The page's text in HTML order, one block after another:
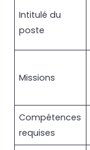
Intitulé du
poste
Missions
Compétences
requises